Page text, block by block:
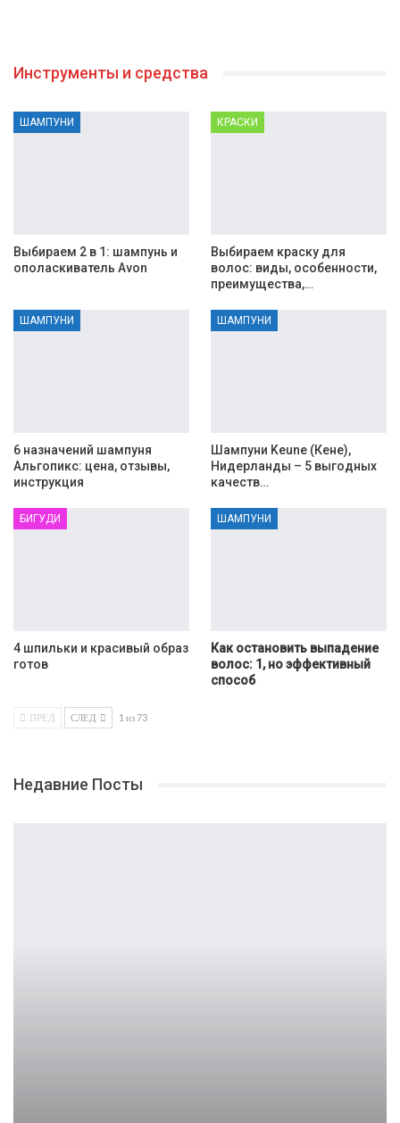
Инструменты и средства
ШАМПУНИ
Выбираем 2 в 1: шампунь и
ополаскиватель Avon
КРАСКИ
Выбираем краску для
волос: виды, особенности,
преимущества,…
ШАМПУНИ
6 назначений шампуня
Альгопикс: цена, отзывы,
инструкция
ШАМПУНИ
Шампуни Keune (Кене),
Нидерланды – 5 выгодных
качеств…
БИГУДИ
4 шпильки и красивый образ
готов
ШАМПУНИ
Как остановить выпадение
волос: 1, но эффективный
способ
ПРЕД СЛЕД 1 из 73
Недавние Посты